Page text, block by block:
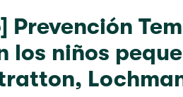
Prevención
los niños